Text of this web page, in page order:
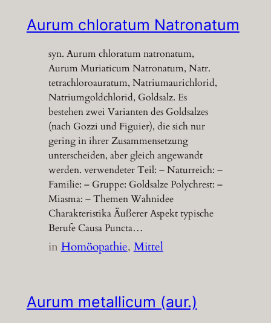
Aurum chloratum Natronatum
syn. Aurum chloratum natronatum,
Aurum Muriaticum Natronatum, Natr.
tetrachloroauratum, Natriumaurichlorid,
Natriumgoldchlorid, Goldsalz. Es
bestehen zwei Varianten des Goldsalzes
(nach Gozzi und Figuier), die sich nur
gering in ihrer Zusammensetzung
unterscheiden, aber gleich angewandt
werden. verwendeter Teil: – Naturreich: –
Familie: – Gruppe: Goldsalze Polychrest: –
Miasma: – Themen Wahnidee
Charakteristika Äußerer Aspekt typische
Berufe Causa Puncta…
inHomöopathie, Mittel
Aurum metallicum (aur.)